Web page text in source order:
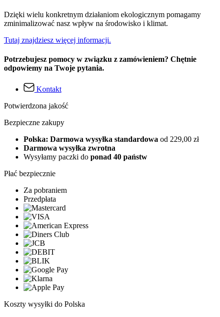
Dzięki wielu konkretnym działaniom ekologicznym pomagamy
zminimalizować nasz wpływ na środowisko i klimat.
Tutaj znajdziesz więcej informacji.
Potrzebujesz pomocy w związku z zamówieniem? Chętnie
odpowiemy na Twoje pytania.
Kontakt
Potwierdzona jakość
Bezpieczne zakupy
Polska: Darmowa wysyłka standardowa od 229,00 zł
Darmowa wysyłka zwrotna
Wysyłamy paczki do ponad 40 państw
Płać bezpiecznie
Za pobraniem
Przedpłata
Koszty wysyłki do Polska